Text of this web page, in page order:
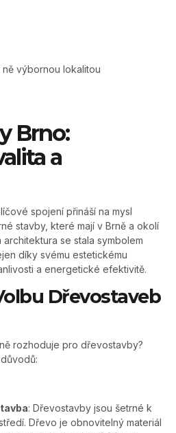
Brno:
a
spojení přináší na mysl
stavby, které mají v Brně a okolí
se stala symbolem
díky svému estetickému
a energetické efektivitě.
Dřevostaveb
rozhoduje pro dřevostavby?
: Dřevostavby jsou šetrné k
Dřevo je obnovitelný materiál